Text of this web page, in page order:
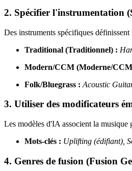
2. Spécifier l'instrumentation
Des instruments spécifiques définissent
Traditional (Traditionnel) :
Modern/CCM (Moderne/
Folk/Bluegrass : Acoustic
3. Utiliser des modificateurs
Les modèles d'IA associent la musique
Mots-clés : Uplifting (édifiant),
4. Genres de fusion (Fusion